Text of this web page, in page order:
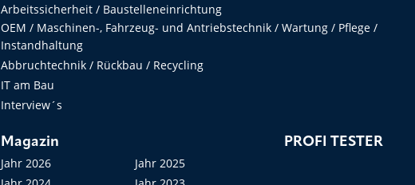
Arbeitssicherheit / Baustelleneinrichtung
OEM / Maschinen-, Fahrzeug- und Antriebstechnik / Wartung / Pflege /
Instandhaltung
Abbruchtechnik / Rückbau / Recycling
IT am Bau
Interview´s
Magazin
Jahr 2026
Jahr 2025
PROFI TESTER